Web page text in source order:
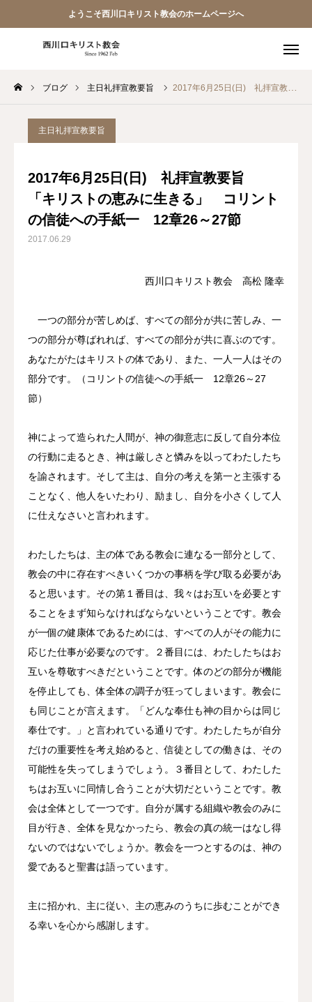
ようこそ西川口キリスト教会のホームページへ
ブログ 主日礼拝宣教要旨 2017年6月25日(日) 礼拝宣教要旨 「キリストの恵みに生きる」 コリントの信徒への手紙一 12章26～27節
主日礼拝宣教要旨
2017年6月25日(日) 礼拝宣教要旨
「キリストの恵みに生きる」 コリント
の信徒への手紙一 12章26～27節
2017.06.29
西川口キリスト教会 高松 隆幸
一つの部分が苦しめば、すべての部分が共に苦しみ、一
つの部分が尊ばれれば、すべての部分が共に喜ぶのです。
あなたがたはキリストの体であり、また、一人一人はその
部分です。（コリントの信徒への手紙一 12章26～27
節）
神によって造られた人間が、神の御意志に反して自分本位
の行動に走るとき、神は厳しさと憐みを以ってわたしたち
を諭されます。そして主は、自分の考えを第一と主張する
ことなく、他人をいたわり、励まし、自分を小さくして人
に仕えなさいと言われます。
わたしたちは、主の体である教会に連なる一部分として、
教会の中に存在すべきいくつかの事柄を学び取る必要があ
ると思います。その第１番目は、我々はお互いを必要とす
ることをまず知らなければならないということです。教会
が一個の健康体であるためには、すべての人がその能力に
応じた仕事が必要なのです。２番目には、わたしたちはお
互いを尊敬すべきだということです。体のどの部分が機能
を停止しても、体全体の調子が狂ってしまいます。教会に
も同じことが言えます。「どんな奉仕も神の目からは同じ
奉仕です。」と言われている通りです。わたしたちが自分
だけの重要性を考え始めると、信徒としての働きは、その
可能性を失ってしまうでしょう。３番目として、わたした
ちはお互いに同情し合うことが大切だということです。教
会は全体として一つです。自分が属する組織や教会のみに
目が行き、全体を見なかったら、教会の真の統一はなし得
ないのではないでしょうか。教会を一つとするのは、神の
愛であると聖書は語っています。
主に招かれ、主に従い、主の恵みのうちに歩むことができ
る幸いを心から感謝します。
教会員ページ
ようこそ桜並木の教会へ
西川口キリスト教会 信仰告白
案内･地図